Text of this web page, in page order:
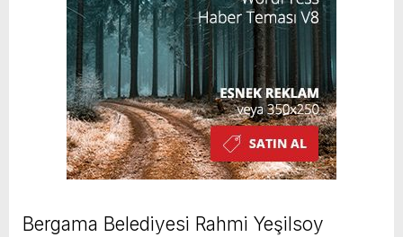
Bergama Belediyesi Rahmi Yeşilsoy